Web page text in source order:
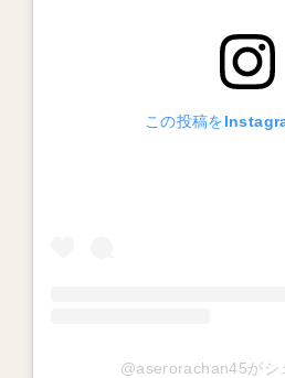
この投稿を
@aserorachan45がシ